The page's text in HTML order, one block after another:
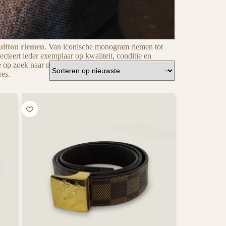
riemen. Van iconische monogram riemen tot
ieder exemplaar op kwaliteit, conditie en
zoek naar meer van